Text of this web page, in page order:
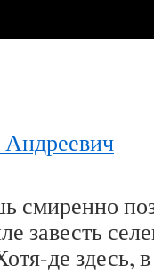
завесть
де здесь,